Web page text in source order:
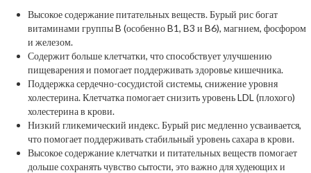
Высокое содержание питательных веществ. Бурый рис богат
витаминами группы B (особенно B1, B3 и B6), магнием, фосфором
и железом.
Содержит больше клетчатки, что способствует улучшению
пищеварения и помогает поддерживать здоровье кишечника.
Поддержка сердечно-сосудистой системы, снижение уровня
холестерина. Клетчатка помогает снизить уровень LDL (плохого)
холестерина в крови.
Низкий гликемический индекс. Бурый рис медленно усваивается,
что помогает поддерживать стабильный уровень сахара в крови.
Высокое содержание клетчатки и питательных веществ помогает
дольше сохранять чувство сытости, это важно для худеющих и